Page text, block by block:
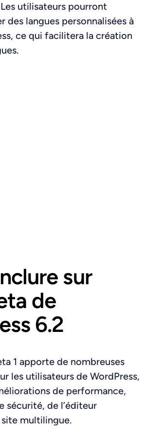
utilisateurs pourront
des langues personnalisées à
ce qui facilitera la création
sur
de
6.2
1 apporte de nombreuses
les utilisateurs de WordPress,
de performance,
sécurité, de l’éditeur
multilingue.